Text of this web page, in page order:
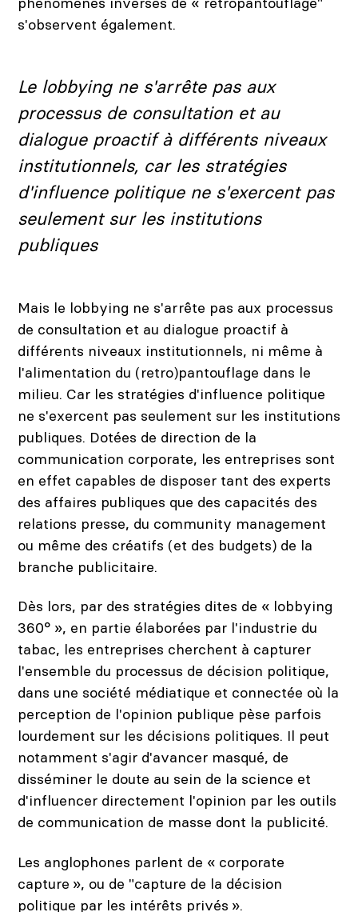
s'observent également.
Carrousel 0
Le lobbying ne s'arrête pas aux
processus de consultation et au
dialogue proactif à différents niveaux
institutionnels, car les stratégies
d'influence politique ne s'exercent pas
seulement sur les institutions
publiques
Mais le lobbying ne s'arrête pas aux processus
de consultation et au dialogue proactif à
différents niveaux institutionnels, ni même à
l'alimentation du (retro)pantouflage dans le
milieu. Car les stratégies d'influence politique
ne s'exercent pas seulement sur les institutions
publiques. Dotées de direction de la
communication corporate, les entreprises sont
en effet capables de disposer tant des experts
des affaires publiques que des capacités des
relations presse, du community management
ou même des créatifs (et des budgets) de la
branche publicitaire.
Dès lors, par des stratégies dites de « lobbying
360° », en partie élaborées par l'industrie du
tabac, les entreprises cherchent à capturer
l'ensemble du processus de décision politique,
dans une société médiatique et connectée où la
perception de l'opinion publique pèse parfois
lourdement sur les décisions politiques. Il peut
notamment s'agir d'avancer masqué, de
disséminer le doute au sein de la science et
d'influencer directement l'opinion par les outils
de communication de masse dont la publicité.
Les anglophones parlent de « corporate
capture », ou de "capture de la décision
politique par les intérêts privés ».